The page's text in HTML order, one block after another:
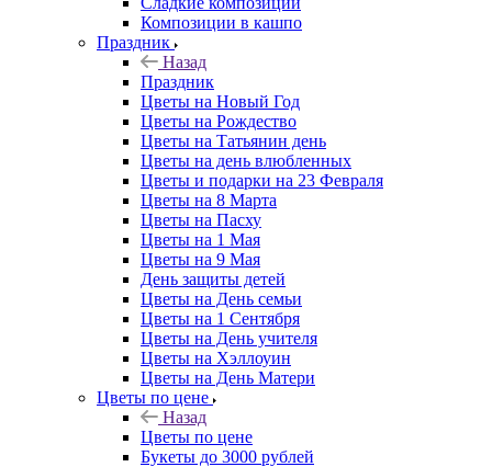
Композиции в кашпо
Праздник
Назад
Праздник
Цветы на Новый Год
Цветы на Рождество
Цветы на Татьянин день
Цветы на день влюбленных
Цветы и подарки на 23 Февраля
Цветы на 8 Марта
Цветы на Пасху
Цветы на 1 Мая
Цветы на 9 Мая
День защиты детей
Цветы на День семьи
Цветы на 1 Сентября
Цветы на День учителя
Цветы на Хэллоуин
Цветы на День Матери
Цветы по цене
Назад
Цветы по цене
Букеты до 3000 рублей